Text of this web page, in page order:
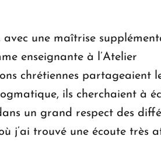
une maîtrise
enseignante à l’Atelier
chrétiennes partageaient
ils cherchaient à
un grand respect des
j’ai trouvé une écoute très